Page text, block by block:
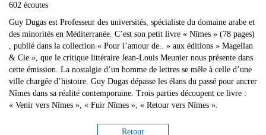
602 écoutes
Guy Dugas est Professeur des universités, spécialiste du domaine arabe et
des minorités en Méditerranée. C’est son petit livre « Nîmes » (78 pages)
, publié dans la collection « Pour l’amour de.. » aux éditions » Magellan
& Cie », que le critique littéraire Jean-Louis Meunier nous présente dans
cette émission. La nostalgie d’un homme de lettres se mêle à celle d’une
ville chargée d’histoire. Guy Dugas dépasse les élans du passé pour ancrer
Nîmes dans sa réalité contemporaine. Trois parties découpent ce livre :
« Venir vers Nîmes », « Fuir Nîmes », « Retour vers Nîmes ».
Retour